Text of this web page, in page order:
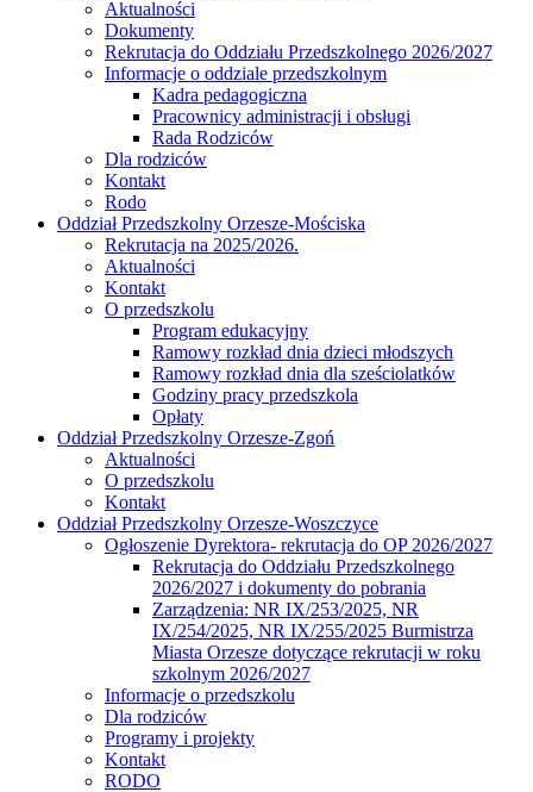
Aktualności
Dokumenty
Rekrutacja do Oddziału Przedszkolnego 2026/2027
Informacje o oddziale przedszkolnym
Kadra pedagogiczna
Pracownicy administracji i obsługi
Rada Rodziców
Dla rodziców
Kontakt
Rodo
Oddział Przedszkolny Orzesze-Mościska
Rekrutacja na 2025/2026.
Aktualności
Kontakt
O przedszkolu
Program edukacyjny
Ramowy rozkład dnia dzieci młodszych
Ramowy rozkład dnia dla sześciolatków
Godziny pracy przedszkola
Opłaty
Oddział Przedszkolny Orzesze-Zgoń
Aktualności
O przedszkolu
Kontakt
Oddział Przedszkolny Orzesze-Woszczyce
Ogłoszenie Dyrektora- rekrutacja do OP 2026/2027
Rekrutacja do Oddziału Przedszkolnego
2026/2027 i dokumenty do pobrania
Zarządzenia: NR IX/253/2025, NR
IX/254/2025, NR IX/255/2025 Burmistrza
Miasta Orzesze dotyczące rekrutacji w roku
szkolnym 2026/2027
Informacje o przedszkolu
Dla rodziców
Programy i projekty
Kontakt
RODO